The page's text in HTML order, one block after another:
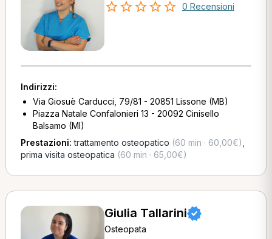
0 Recensioni
Indirizzi:
Via Giosuè Carducci, 79/81 - 20851 Lissone (MB)
Piazza Natale Confalonieri 13 - 20092 Cinisello
Balsamo (MI)
Prestazioni:trattamento osteopatico (60 min · 60,00€)
prima visita osteopatica (60 min · 65,00€)
Giulia Tallarini
Osteopata